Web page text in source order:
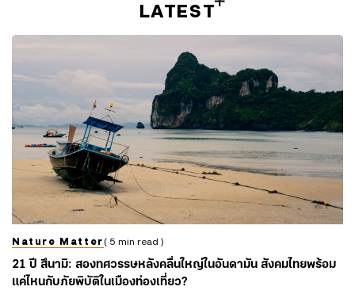
LATEST
Nature Matter ( 5 min read )
21 ปี สึนามิ: สองทศวรรษหลังคลื่นใหญ่ในอันดามัน สังคมไทยพร้อม
แค่ไหนกับภัยพิบัติในเมืองท่องเที่ยว?